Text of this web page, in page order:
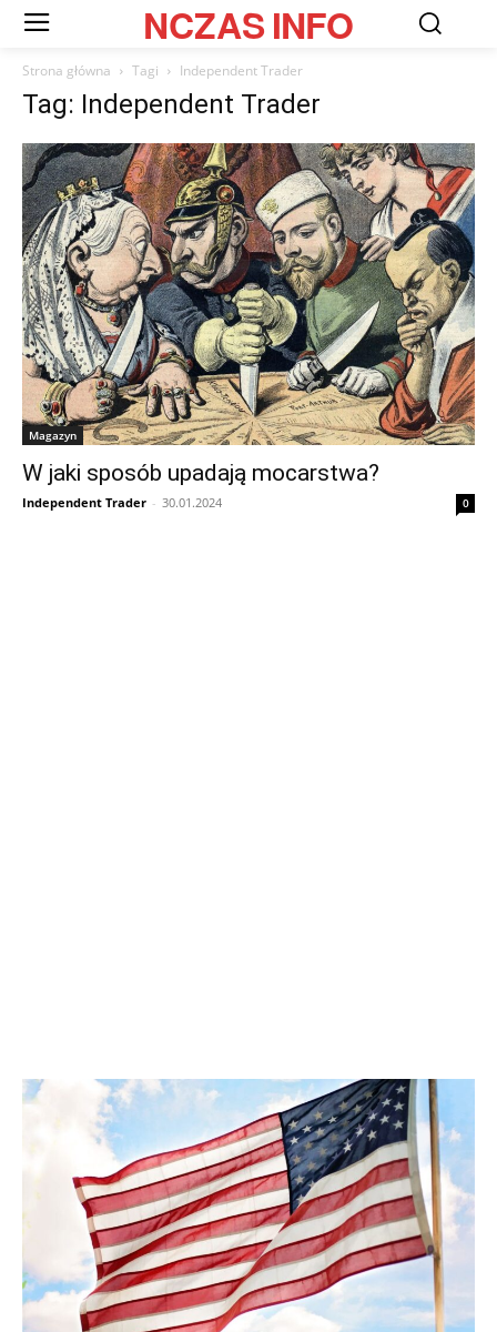
NCZASINFO
Strona główna Tagi Independent Trader
Tag: Independent Trader
Magazyn
W jaki sposób upadają mocarstwa?
Independent Trader - 30.01.2024 0